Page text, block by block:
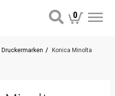
0
Druckermarken Konica Minolta